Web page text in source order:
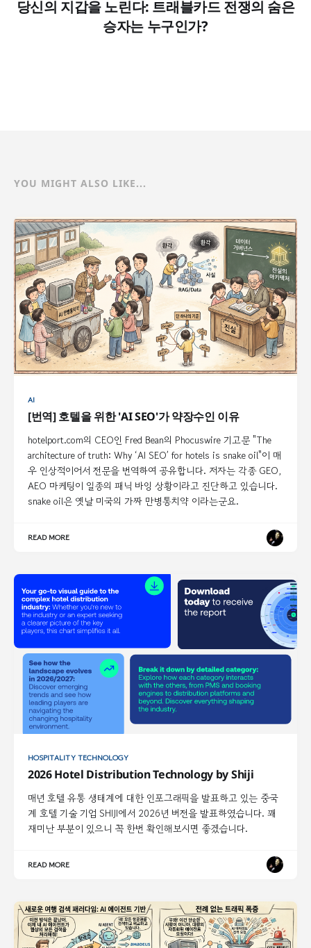
당신의 지갑을 노린다: 트래블카드 전쟁의 숨은
승자는 누구인가?
YOU MIGHT ALSO LIKE...
AI
[번역] 호텔을 위한 'AI SEO'가 약장수인 이유
hotelport.com의 CEO인 Fred Bean의 Phocuswire 기고문 "The
architecture of truth: Why ‘AI SEO’ for hotels is snake oil"이 매
우 인상적이어서 전문을 번역하여 공유합니다. 저자는 각종 GEO,
AEO 마케팅이 일종의 패닉 바잉 상황이라고 진단하고 있습니다.
snake oil은 옛날 미국의 가짜 만병통치약 이라는군요.
READ MORE
HOSPITALITY TECHNOLOGY
2026 Hotel Distribution Technology by Shiji
매년 호텔 유통 생태계에 대한 인포그래픽을 발표하고 있는 중국
계 호텔 기술 기업 SHIJI에서 2026년 버전을 발표하였습니다. 꽤
재미난 부분이 있으니 꼭 한번 확인해보시면 좋겠습니다.
READ MORE